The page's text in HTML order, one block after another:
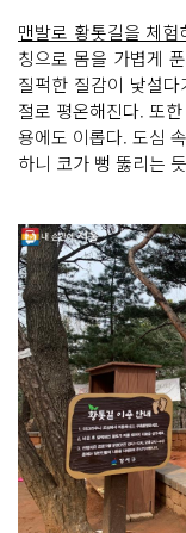
맨발로 황톳길을 체험
칭으로 몸을 가볍게
질퍽한 질감이 낯설
절로 평온해진다. 또
용에도 이롭다. 도심
하니 코가 뻥 뚫리는